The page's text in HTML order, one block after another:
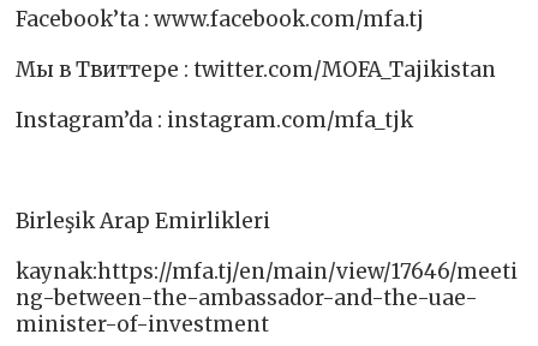
Facebook’ta : www.facebook.com/mfa.tj​
Мы в Твиттере : twitter.com/MOFA_Tajikistan
Instagram’da : instagram.com/mfa_tjk ​
Birleşik Arap Emirlikleri
kaynak:https://mfa.tj/en/main/view/17646/meeti
ng-between-the-ambassador-and-the-uae-
minister-of-investment